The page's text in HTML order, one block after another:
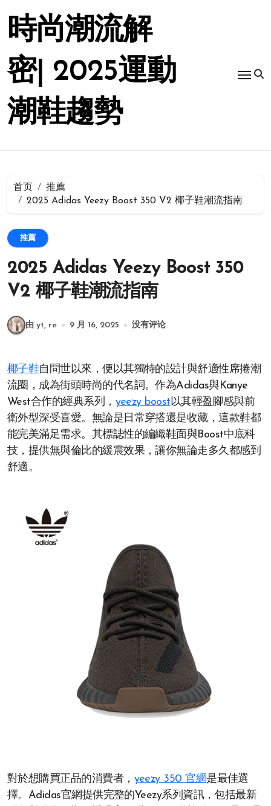
時尚潮流解
密| 2025運動
潮鞋趨勢
首页
推薦
2025 Adidas Yeezy Boost 350 V2 椰子鞋潮流指南
推薦
2025 Adidas Yeezy Boost 350
V2 椰子鞋潮流指南
由 yt, re 9 月 16, 2025 没有评论
椰子鞋自問世以來，便以其獨特的設計與舒適性席捲潮
流圈，成為街頭時尚的代名詞。作為Adidas與Kanye
West合作的經典系列， yeezy boost以其輕盈腳感與前
衛外型深受喜愛。無論是日常穿搭還是收藏，這款鞋都
能完美滿足需求。其標誌性的編織鞋面與Boost中底科
技，提供無與倫比的緩震效果，讓你無論走多久都感到
舒適。
對於想購買正品的消費者， yeezy 350 官網是最佳選
擇。Adidas官網提供完整的Yeezy系列資訊，包括最新